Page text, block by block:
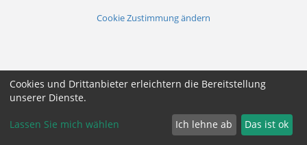
Cookie Zustimmung ändern
Cookies und Drittanbieter erleichtern die Bereitstellung
unserer Dienste.
Lassen Sie mich wählen Ich lehne ab Das ist ok